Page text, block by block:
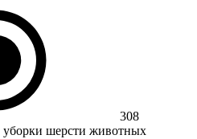
308
шерсти животных